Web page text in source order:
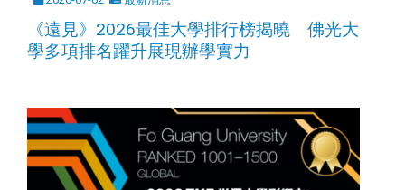
《遠見》2026最佳大學排行榜揭曉 佛光大
學多項排名躍升展現辦學實力